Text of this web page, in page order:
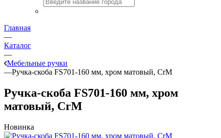
Главная
—
Каталог
—
Мебельные ручки
—Ручка-скоба FS701-160 мм, хром матовый, CrM
Ручка-скоба FS701-160 мм, хром
матовый, CrM
Новинка